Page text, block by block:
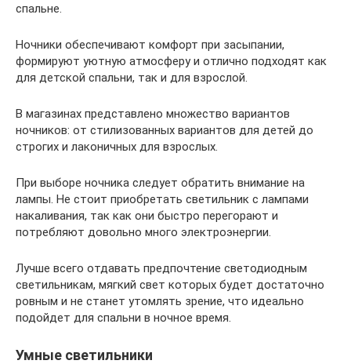
спальне.
Ночники обеспечивают комфорт при засыпании,
формируют уютную атмосферу и отлично подходят как
для детской спальни, так и для взрослой.
В магазинах представлено множество вариантов
ночников: от стилизованных вариантов для детей до
строгих и лаконичных для взрослых.
При выборе ночника следует обратить внимание на
лампы. Не стоит приобретать светильник с лампами
накаливания, так как они быстро перегорают и
потребляют довольно много электроэнергии.
Лучше всего отдавать предпочтение светодиодным
светильникам, мягкий свет которых будет достаточно
ровным и не станет утомлять зрение, что идеально
подойдет для спальни в ночное время.
Умные светильники